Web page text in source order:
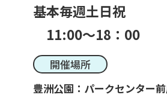
基本毎週土日祝
11:00～18：00
開催場所
豊洲公園：パークセンター